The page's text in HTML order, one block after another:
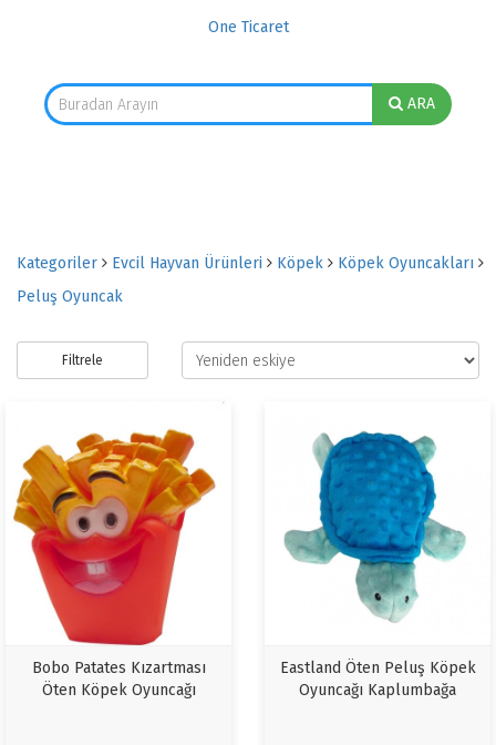
One Ticaret
ARA
Kategoriler Evcil Hayvan Ürünleri Köpek
Köpek Oyuncakları
Peluş Oyuncak
Filtrele
Bobo Patates Kızartması
Öten Köpek Oyuncağı
Eastland Öten Peluş Köpek
Oyuncağı Kaplumbağa